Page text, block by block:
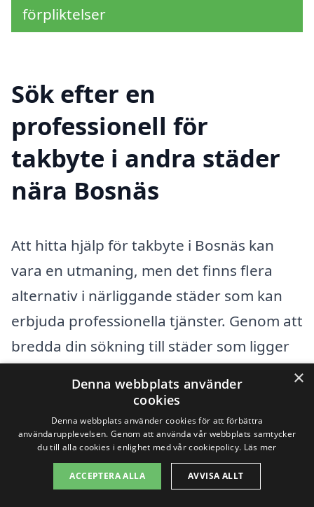
förpliktelser
Sök efter en
professionell för
takbyte i andra städer
nära Bosnäs
Att hitta hjälp för takbyte i Bosnäs kan
vara en utmaning, men det finns flera
alternativ i närliggande städer som kan
erbjuda professionella tjänster. Genom att
bredda din sökning till städer som ligger
nära Bosnäs kan du förhoppningsvis hitta
det bästa möjliga erbjudandet. Här är
några städer där du kan söka efter
takbyte:
Borås
×
Denna webbplats använder
cookies
Denna webbplats använder cookies för att förbättra
användarupplevelsen. Genom att använda vår webbplats samtycker
du till alla cookies i enlighet med vår cookiepolicy. Läs mer
ACCEPTERA ALLA AVVISA ALLT